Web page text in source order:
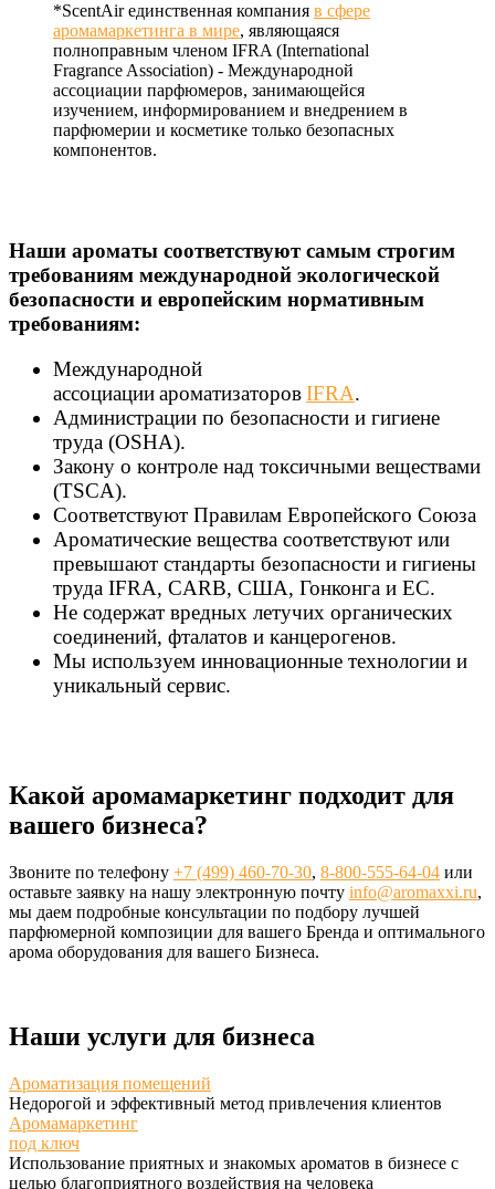
*ScentAir единственная компания в сфере
аромамаркетинга в мире, являющаяся
полноправным членом IFRA (International
Fragrance Association) - Международной
ассоциации парфюмеров, занимающейся
изучением, информированием и внедрением в
парфюмерии и косметике только безопасных
компонентов.
Наши ароматы соответствуют самым строгим
требованиям международной экологической
безопасности и европейским нормативным
требованиям:
Международной
ассоциации ароматизаторовIFRA.
Администрации по безопасности и гигиене
труда (OSHA).
Закону о контроле над токсичными веществами
(TSCA).
Соответствуют Правилам Европейского Союза
Ароматические вещества соответствуют или
превышают стандарты безопасности и гигиены
труда IFRA, CARB, США, Гонконга и ЕС.
Не содержат вредных летучих органических
соединений, фталатов и канцерогенов.
Мы используем инновационные технологии и
уникальный сервис.
Какой аромамаркетинг подходит для
вашего бизнеса?
Звоните по телефону +7 (499) 460-70-30, 8-800-555-64-04 или
оставьте заявку на нашу электронную почту info@aromaxxi.ru,
мы даем подробные консультации по подбору лучшей
парфюмерной композиции для вашего Бренда и оптимального
арома оборудования для вашего Бизнеса.
Наши услуги для бизнеса
Ароматизация помещений
Недорогой и эффективный метод привлечения клиентов
Аромамаркетинг
под ключ
Использование приятных и знакомых ароматов в бизнесе с
целью благоприятного воздействия на человека